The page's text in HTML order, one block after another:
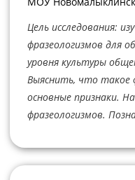
Цель исследования:
фразеологизмов для
уровня культуры
Выяснить, что такое
основные признаки.
фразеологизмов.